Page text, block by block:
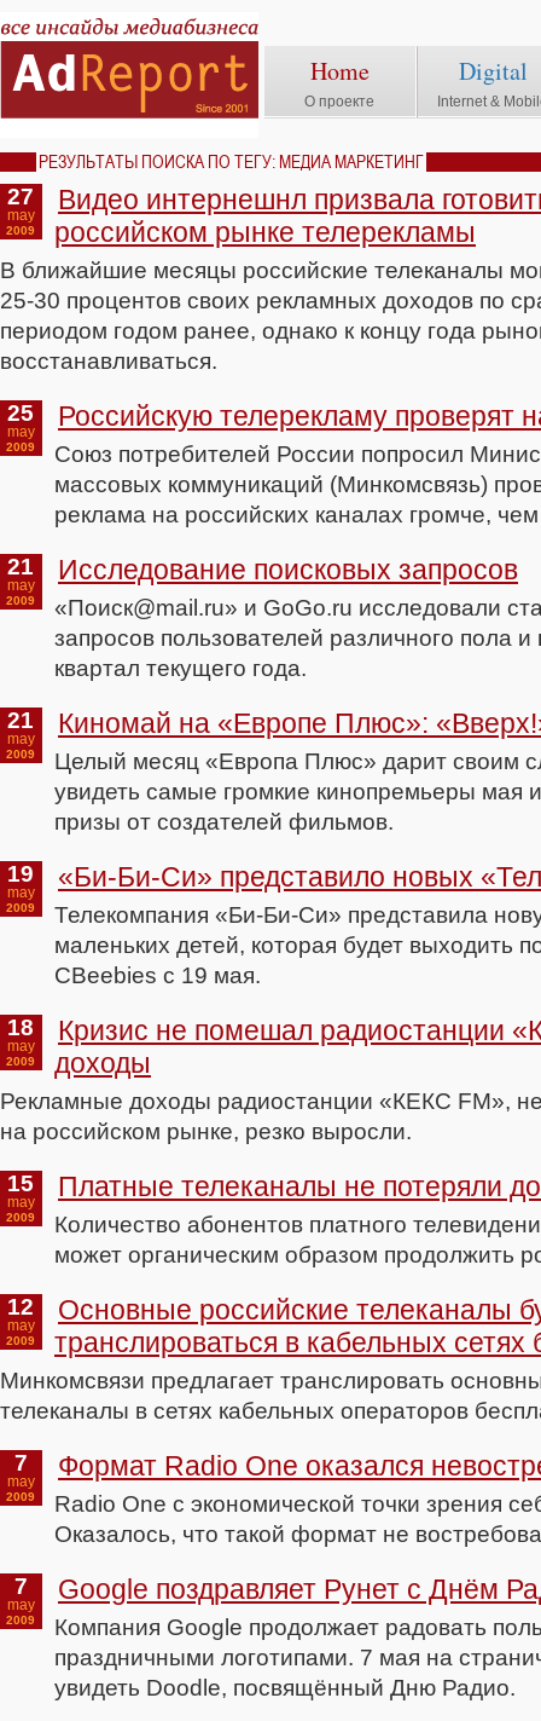
Home
О проекте
Digital
Internet &
РЕЗУЛЬТАТЫ ПОИСКА ПО ТЕГУ: МЕДИА МАРКЕТИНГ
27
may
2009
Видео интернешнл призвала
российском рынке телерекламы
В ближайшие месяцы российские телеканалы
25-30 процентов своих рекламных доходов по
периодом годом ранее, однако к концу года
восстанавливаться.
25
may
2009
Российскую телерекламу проверят
Союз потребителей России попросил
массовых коммуникаций (Минкомсвязь)
реклама на российских каналах громче,
21
may
2009
Исследование поисковых запросов
«Поиск@mail.ru» и GoGo.ru исследовали
запросов пользователей различного пола
квартал текущего года.
21
may
2009
Киномай на «Европе Плюс»:
Целый месяц «Европа Плюс» дарит своим
увидеть самые громкие кинопремьеры мая
призы от создателей фильмов.
19
may
2009
«Би-Би-Си» представило новых
Телекомпания «Би-Би-Си» представила
маленьких детей, которая будет выходить
CBeebies с 19 мая.
18
may
2009
Кризис не помешал радиостанции
доходы
Рекламные доходы радиостанции «КЕКС FM»,
на российском рынке, резко выросли.
15
may
2009
Платные телеканалы не потеряли
Количество абонентов платного
может органическим образом продолжить
12
may
2009
Основные российские телеканалы
транслироваться в кабельных сетях
Минкомсвязи предлагает транслировать
телеканалы в сетях кабельных операторов
7
may
2009
Формат Radio One оказался
Radio One с экономической точки зрения
Оказалось, что такой формат не
7
may
2009
Google поздравляет Рунет с Днём
Компания Google продолжает радовать
праздничными логотипами. 7 мая на
увидеть Doodle, посвящённый Дню Радио.